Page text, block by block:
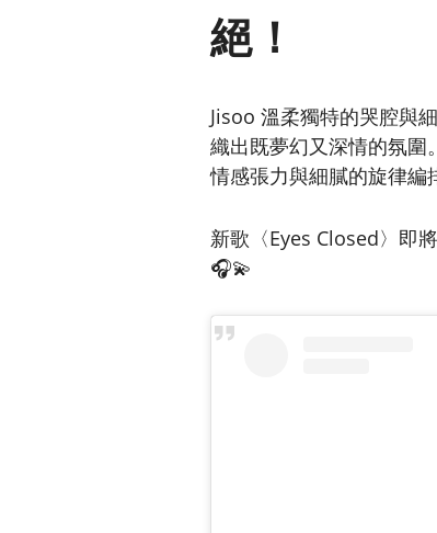
絕！
Jisoo 溫柔獨特的哭腔與
織出既夢幻又深情的氛圍
情感張力與細膩的旋律編
新歌〈Eyes Closed〉即
🎧💫